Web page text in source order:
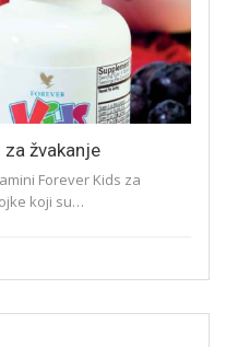
žvakanje
Forever Kids za
koji su…